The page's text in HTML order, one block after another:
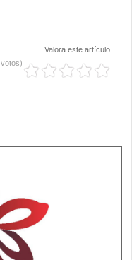
Valora este artículo